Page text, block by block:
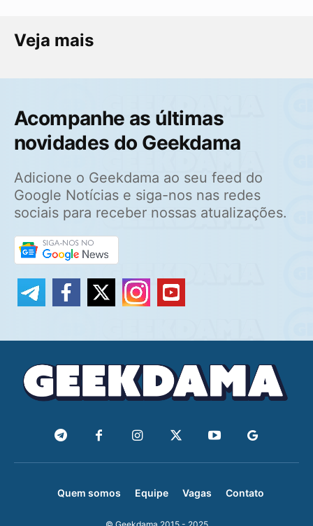
Veja mais
Acompanhe as últimas
novidades do Geekdama
Adicione o Geekdama ao seu feed do
Google Notícias e siga-nos nas redes
sociais para receber nossas atualizações.
Quem somos Equipe Vagas Contato